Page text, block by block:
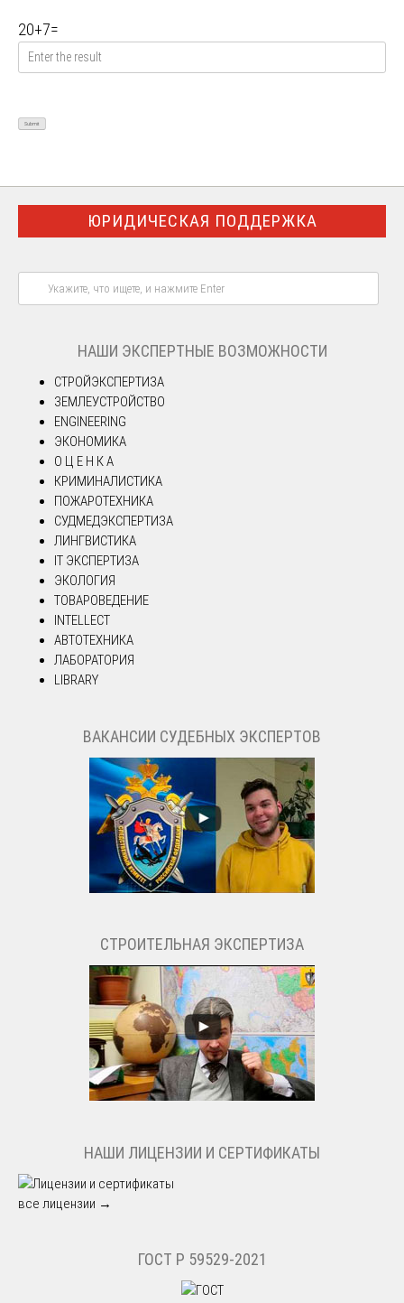
20+7=
ЮРИДИЧЕСКАЯ ПОДДЕРЖКА
НАШИ ЭКСПЕРТНЫЕ ВОЗМОЖНОСТИ
СТРОЙЭКСПЕРТИЗА
ЗЕМЛЕУСТРОЙСТВО
ENGINEERING
ЭКОНОМИКА
О Ц Е Н К А
КРИМИНАЛИСТИКА
ПОЖАРОТЕХНИКА
СУДМЕДЭКСПЕРТИЗА
ЛИНГВИСТИКА
IT ЭКСПЕРТИЗА
ЭКОЛОГИЯ
ТОВАРОВЕДЕНИЕ
INTELLECT
АВТОТЕХНИКА
ЛАБОРАТОРИЯ
LIBRARY
ВАКАНСИИ СУДЕБНЫХ ЭКСПЕРТОВ
СТРОИТЕЛЬНАЯ ЭКСПЕРТИЗА
НАШИ ЛИЦЕНЗИИ И СЕРТИФИКАТЫ
все лицензии →
ГОСТ Р 59529-2021